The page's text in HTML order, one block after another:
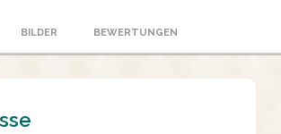
BILDER BEWERTUNGEN